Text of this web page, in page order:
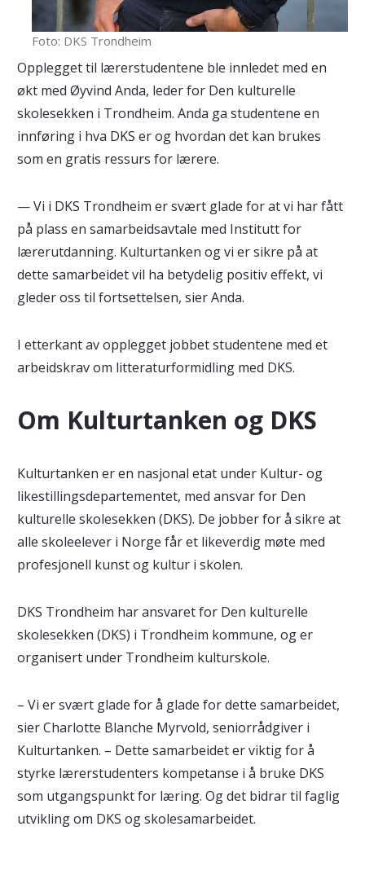
Foto: DKS Trondheim
Opplegget til lærerstudentene ble innledet med en
økt med Øyvind Anda, leder for Den kulturelle
skolesekken i Trondheim. Anda ga studentene en
innføring i hva DKS er og hvordan det kan brukes
som en gratis ressurs for lærere.
— Vi i DKS Trondheim er svært glade for at vi har fått
på plass en samarbeidsavtale med Institutt for
lærerutdanning. Kulturtanken og vi er sikre på at
dette samarbeidet vil ha betydelig positiv effekt, vi
gleder oss til fortsettelsen, sier Anda.
I etterkant av opplegget jobbet studentene med et
arbeidskrav om litteraturformidling med DKS.
Om Kulturtanken og DKS
Kulturtanken er en nasjonal etat under Kultur- og
likestillingsdepartementet, med ansvar for Den
kulturelle skolesekken (DKS). De jobber for å sikre at
alle skoleelever i Norge får et likeverdig møte med
profesjonell kunst og kultur i skolen.
DKS Trondheim har ansvaret for Den kulturelle
skolesekken (DKS) i Trondheim kommune, og er
organisert under Trondheim kulturskole.
– Vi er svært glade for å glade for dette samarbeidet,
sier Charlotte Blanche Myrvold, seniorrådgiver i
Kulturtanken. – Dette samarbeidet er viktig for å
styrke lærerstudenters kompetanse i å bruke DKS
som utgangspunkt for læring. Og det bidrar til faglig
utvikling om DKS og skolesamarbeidet.